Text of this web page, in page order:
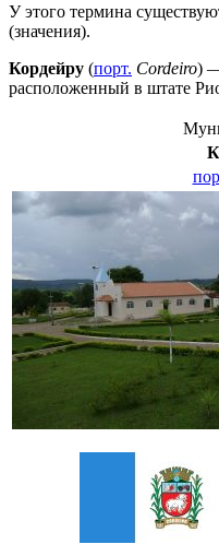
У этого термина
(значения).
Кордейру (порт. Cordeiro)
расположенный в штате